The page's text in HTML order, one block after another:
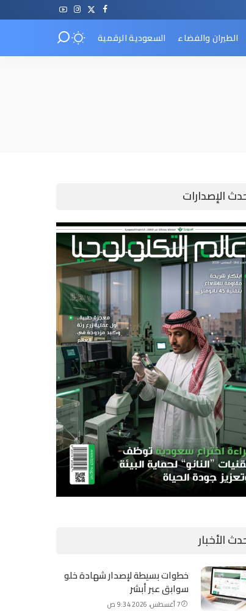
الطيران والفضاء السعودية الرقمية
الإصدارات
الأخبار
خطوات بسيطة لإصدار شهادة خلو
سوابق عبر أبشر
7 أغسطس، 2026 9:34 ص